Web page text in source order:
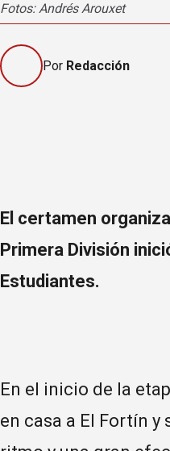
Fotos: Andrés Arouxet
Por Redacción
El certamen
Primera División
Estudiantes.
En el inicio de la
en casa a El Fortín y